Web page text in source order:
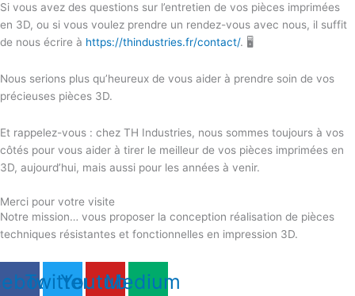
Si vous avez des questions sur l’entretien de vos pièces imprimées
en 3D, ou si vous voulez prendre un rendez-vous avec nous, il suffit
de nous écrire à https://thindustries.fr/contact/. 🖥️
Nous serions plus qu’heureux de vous aider à prendre soin de vos
précieuses pièces 3D.
Et rappelez-vous : chez TH Industries, nous sommes toujours à vos
côtés pour vous aider à tirer le meilleur de vos pièces imprimées en
3D, aujourd’hui, mais aussi pour les années à venir.
Merci pour votre visite
Notre mission… vous proposer la conception réalisation de pièces
techniques résistantes et fonctionnelles en impression 3D.
TwitterYoutubeMedium